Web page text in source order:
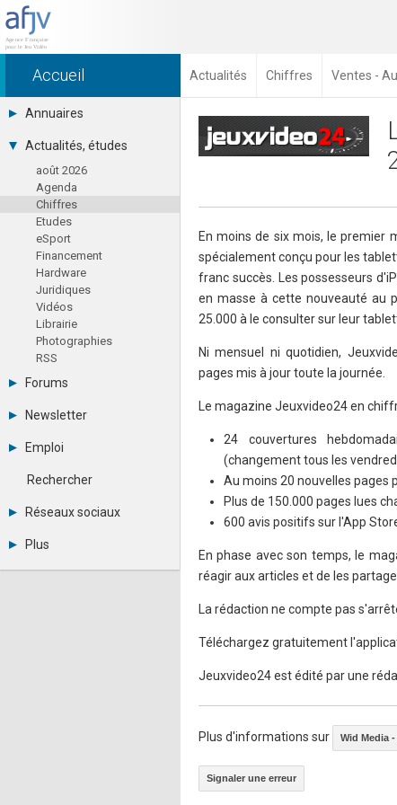
Accueil Actualités Chiffres Ventes -
Annuaires
Toutes les sociétés (691)
Studios (418)
Editeurs (49)
Distributeurs (16)
Hard. / Accessoires (10)
Middlewares (15)
Prestataires (99)
Assoc. / Syndicats (21)
Formations / Ecoles (46)
Presse spécialisée (17)
Actualités, études
août 2026
Agenda
Chiffres
Etudes
eSport
Financement
Hardware
Juridiques
Vidéos
Librairie
Photographies
RSS
Forums
Tous les forums
Se connecter
Messages privés
Contacter un modérateur
Newsletter
Archives
Abonnement
Emploi
Consulter les annonces
Observatoire de l'emploi
Rechercher
Réseaux sociaux
LinkedIn
Plus
Annonceurs
En moins de six mois, le premier
spécialement conçu pour les
franc succès. Les possesseurs
en masse à cette nouveauté au
25.000 à le consulter sur leur
Ni mensuel ni quotidien,
pages mis à jour toute la journée.
Le magazine Jeuxvideo24 en
24 couvertures
(changement tous les
Au moins 20 nouvelles pages
Plus de 150.000 pages lues
600 avis positifs sur l'App
En phase avec son temps, le
réagir aux articles et de les
La rédaction ne compte pas
Téléchargez gratuitement
Jeuxvideo24 est édité par une
Plus d'informations sur Wid Media
Signaler une erreur